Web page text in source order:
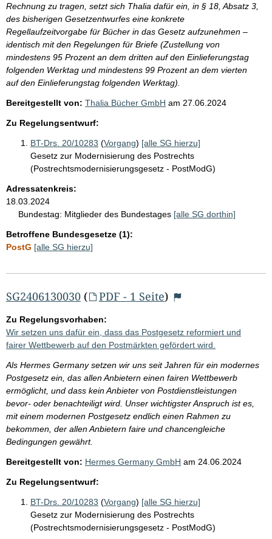
Rechnung zu tragen, setzt sich Thalia dafür ein, in § 18, Absatz 3,
des bisherigen Gesetzentwurfes eine konkrete
Regellaufzeitvorgabe für Bücher in das Gesetz aufzunehmen –
identisch mit den Regelungen für Briefe (Zustellung von
mindestens 95 Prozent an dem dritten auf den Einlieferungstag
folgenden Werktag und mindestens 99 Prozent an dem vierten
auf den Einlieferungstag folgenden Werktag).
Bereitgestellt von: Thalia Bücher GmbH am 27.06.2024
Zu Regelungsentwurf:
BT-Drs. 20/10283 (Vorgang) [alle SG hierzu]
Gesetz zur Modernisierung des Postrechts
(Postrechtsmodernisierungsgesetz - PostModG)
Adressatenkreis:
18.03.2024
Bundestag: Mitglieder des Bundestages [alle SG dorthin]
Betroffene Bundesgesetze (1):
PostG [alle SG hierzu]
SG2406130030 ( PDF - 1 Seite)
Zu Regelungsvorhaben:
Wir setzen uns dafür ein, dass das Postgesetz reformiert und
fairer Wettbewerb auf den Postmärkten gefördert wird.
Als Hermes Germany setzen wir uns seit Jahren für ein modernes
Postgesetz ein, das allen Anbietern einen fairen Wettbewerb
ermöglicht, und dass kein Anbieter von Postdienstleistungen
bevor- oder benachteiligt wird. Unser wichtigster Anspruch ist es,
mit einem modernen Postgesetz endlich einen Rahmen zu
bekommen, der allen Anbietern faire und chancengleiche
Bedingungen gewährt.
Bereitgestellt von: Hermes Germany GmbH am 24.06.2024
Zu Regelungsentwurf:
BT-Drs. 20/10283 (Vorgang) [alle SG hierzu]
Gesetz zur Modernisierung des Postrechts
(Postrechtsmodernisierungsgesetz - PostModG)